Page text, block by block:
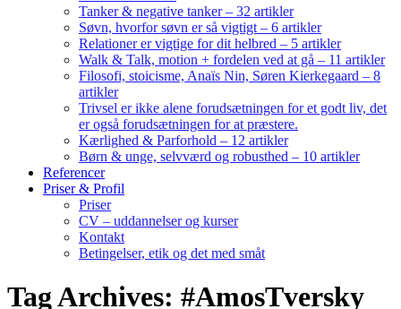
Tanker & negative tanker – 32 artikler
Søvn, hvorfor søvn er så vigtigt – 6 artikler
Relationer er vigtige for dit helbred – 5 artikler
Walk & Talk, motion + fordelen ved at gå – 11 artikler
Filosofi, stoicisme, Anaïs Nin, Søren Kierkegaard – 8
artikler
Trivsel er ikke alene forudsætningen for et godt liv, det
er også forudsætningen for at præstere.
Kærlighed & Parforhold – 12 artikler
Børn & unge, selvværd og robusthed – 10 artikler
Referencer
Priser & Profil
Priser
CV – uddannelser og kurser
Kontakt
Betingelser, etik og det med småt
Tag Archives: #AmosTversky